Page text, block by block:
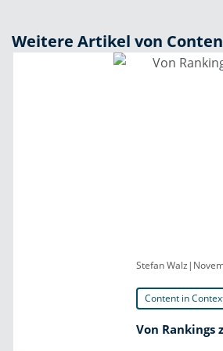
Weitere Artikel von
Stefan Walz |
Content in
Von